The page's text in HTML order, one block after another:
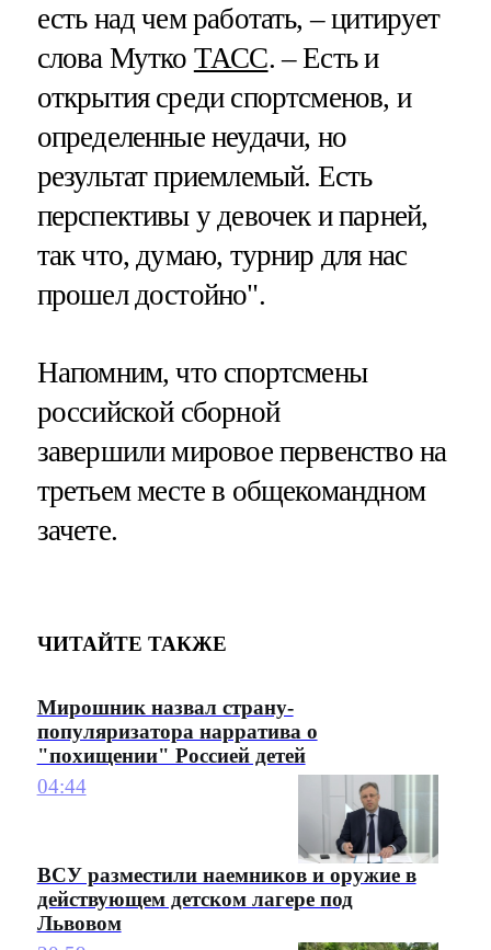
есть над чем работать, – цитирует
слова Мутко ТАСС. – Есть и
открытия среди спортсменов, и
определенные неудачи, но
результат приемлемый. Есть
перспективы у девочек и парней,
так что, думаю, турнир для нас
прошел достойно".
Напомним, что спортсмены
российской сборной
завершили мировое первенство на
третьем месте в общекомандном
зачете.
ЧИТАЙТЕ ТАКЖЕ
Мирошник назвал страну-
популяризатора нарратива о
"похищении" Россией детей
04:44
ВСУ разместили наемников и оружие в
действующем детском лагере под
Львовом